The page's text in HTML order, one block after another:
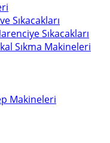
Sıkacakları
Sıkacakları
Sıkma Makineleri
Makineleri